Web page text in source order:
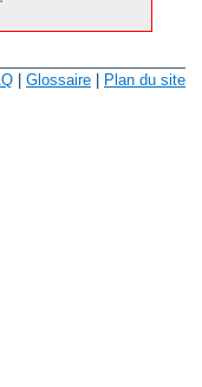
Glossaire Plan du site